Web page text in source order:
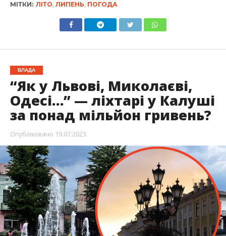
МІТКИ: ЛІТО ЛИПЕНЬ ПОГОДА
ВЛАДА
“Як у Львові, Миколаєві,
Одесі…” — ліхтарі у Калуші
за понад мільйон гривень?
Опубліковано 19.07.2023